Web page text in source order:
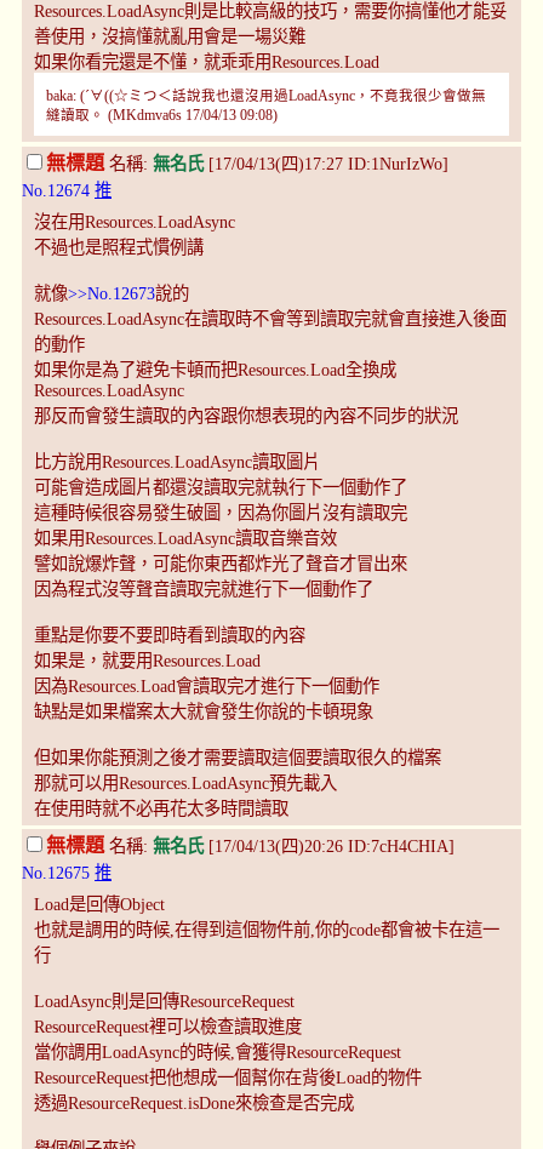
Resources.LoadAsync則是比較高級的技巧，需要你搞懂他才能妥
善使用，沒搞懂就亂用會是一場災難
如果你看完還是不懂，就乖乖用Resources.Load
baka: (´∀((☆ミつ＜話說我也還沒用過LoadAsync，不竟我很少會做無
縫讀取。 (MKdmva6s 17/04/13 09:08)
無標題 名稱: 無名氏[17/04/13(四)17:27 ID:1NurIzWo]
No.12674 推
沒在用Resources.LoadAsync
不過也是照程式慣例講
就像>>No.12673說的
Resources.LoadAsync在讀取時不會等到讀取完就會直接進入後面
的動作
如果你是為了避免卡頓而把Resources.Load全換成
Resources.LoadAsync
那反而會發生讀取的內容跟你想表現的內容不同步的狀況
比方說用Resources.LoadAsync讀取圖片
可能會造成圖片都還沒讀取完就執行下一個動作了
這種時候很容易發生破圖，因為你圖片沒有讀取完
如果用Resources.LoadAsync讀取音樂音效
譬如說爆炸聲，可能你東西都炸光了聲音才冒出來
因為程式沒等聲音讀取完就進行下一個動作了
重點是你要不要即時看到讀取的內容
如果是，就要用Resources.Load
因為Resources.Load會讀取完才進行下一個動作
缺點是如果檔案太大就會發生你說的卡頓現象
但如果你能預測之後才需要讀取這個要讀取很久的檔案
那就可以用Resources.LoadAsync預先載入
在使用時就不必再花太多時間讀取
無標題 名稱: 無名氏[17/04/13(四)20:26 ID:7cH4CHIA]
No.12675 推
Load是回傳Object
也就是調用的時候,在得到這個物件前,你的code都會被卡在這一
行
LoadAsync則是回傳ResourceRequest
ResourceRequest裡可以檢查讀取進度
當你調用LoadAsync的時候,會獲得ResourceRequest
ResourceRequest把他想成一個幫你在背後Load的物件
透過ResourceRequest.isDone來檢查是否完成